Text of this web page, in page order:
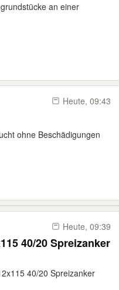
an einer
Heute, 09:43
ohne Beschädigungen
Heute, 09:39
40/20 Spreizanker
40/20 Spreizanker